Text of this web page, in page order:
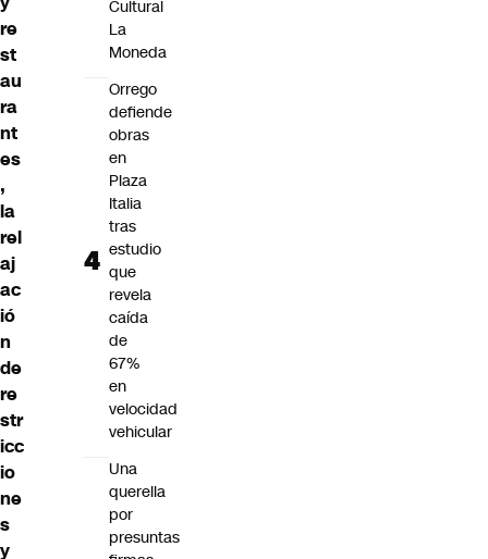
re
st
au
ra
nt
es
,
la
rel
aj
ac
ió
n
de
re
str
icc
io
ne
s
y
Cultural
La
Moneda
Orrego
defiende
obras
en
Plaza
Italia
tras
estudio
que
revela
caída
de
67%
en
velocidad
vehicular
Una
querella
por
presuntas